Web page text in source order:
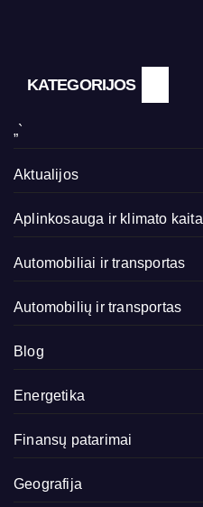
KATEGORIJOS
„`
Aktualijos
Aplinkosauga ir klimato kaita
Automobiliai ir transportas
Automobilių ir transportas
Blog
Energetika
Finansų patarimai
Geografija